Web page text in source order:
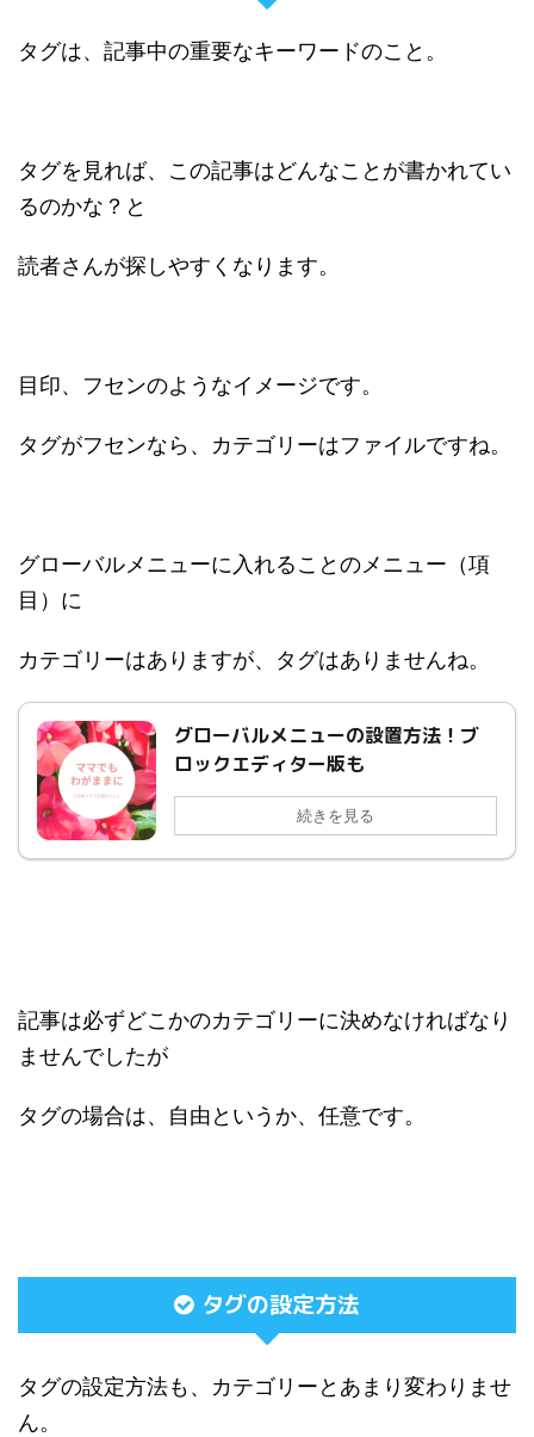
タグは、記事中の重要なキーワードのこと。
タグを見れば、この記事はどんなことが書かれてい
るのかな？と
読者さんが探しやすくなります。
目印、フセンのようなイメージです。
タグがフセンなら、カテゴリーはファイルですね。
グローバルメニューに入れることのメニュー（項
目）に
カテゴリーはありますが、タグはありませんね。
グローバルメニューの設置方法！ブ
ロックエディター版も
続きを見る
記事は必ずどこかのカテゴリーに決めなければなり
ませんでしたが
タグの場合は、自由というか、任意です。
タグの設定方法
タグの設定方法も、カテゴリーとあまり変わりませ
ん。